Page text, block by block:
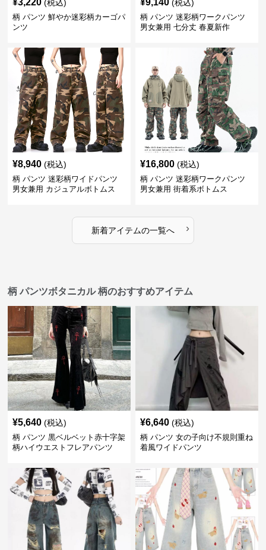
¥3,220 (税込)
柄 パンツ 鮮やか迷彩柄カーゴパ
ンツ
¥9,140 (税込)
柄 パンツ 迷彩柄ワークパンツ
男女兼用 七分丈 春夏新作
¥8,940 (税込)
柄 パンツ 迷彩柄ワイドパンツ
男女兼用 カジュアルボトムス
¥16,800 (税込)
柄 パンツ 迷彩柄ワークパンツ
男女兼用 街着系ボトムス
新着アイテムの一覧へ ›
柄 パンツボタニカル 柄のおすすめアイテム
¥5,640 (税込)
柄 パンツ 黒ベルベット赤十字架
柄ハイウエストフレアパンツ
¥6,640 (税込)
柄 パンツ 女の子向け不規則重ね
着風ワイドパンツ